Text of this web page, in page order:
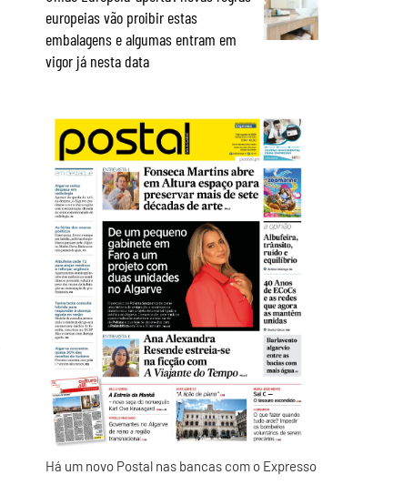
europeias vão proibir estas
embalagens e algumas entram em
vigor já nesta data
Há um novo Postal nas bancas com o Expresso